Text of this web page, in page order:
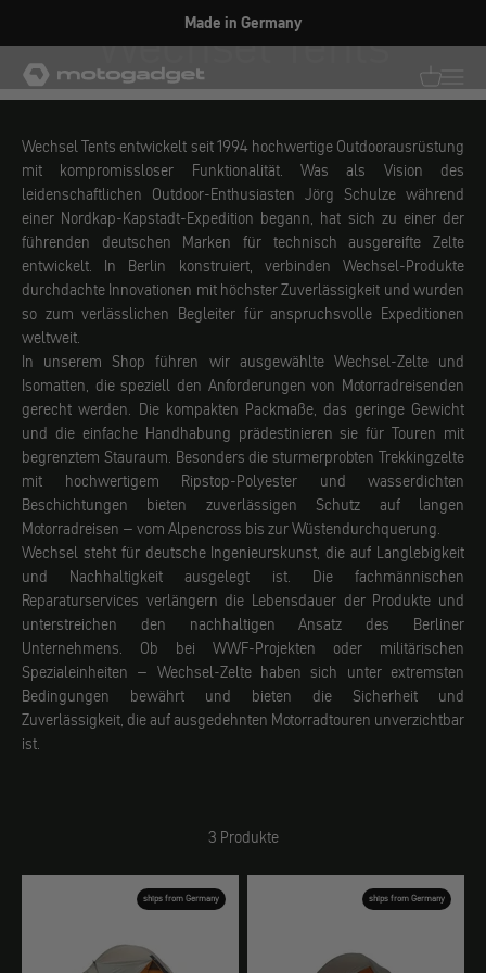
Made in Germany
motogadget GmbHWechsel Tents
Wechsel Tents entwickelt seit 1994 hochwertige Outdoorausrüstung
mit kompromissloser Funktionalität. Was als Vision des
leidenschaftlichen Outdoor-Enthusiasten Jörg Schulze während
einer Nordkap-Kapstadt-Expedition begann, hat sich zu einer der
führenden deutschen Marken für technisch ausgereifte Zelte
entwickelt. In Berlin konstruiert, verbinden Wechsel-Produkte
durchdachte Innovationen mit höchster Zuverlässigkeit und wurden
so zum verlässlichen Begleiter für anspruchsvolle Expeditionen
weltweit.
In unserem Shop führen wir ausgewählte Wechsel-Zelte und
Isomatten, die speziell den Anforderungen von Motorradreisenden
gerecht werden. Die kompakten Packmaße, das geringe Gewicht
und die einfache Handhabung prädestinieren sie für Touren mit
begrenztem Stauraum. Besonders die sturmerprobten Trekkingzelte
mit hochwertigem Ripstop-Polyester und wasserdichten
Beschichtungen bieten zuverlässigen Schutz auf langen
Motorradreisen – vom Alpencross bis zur Wüstendurchquerung.
Wechsel steht für deutsche Ingenieurskunst, die auf Langlebigkeit
und Nachhaltigkeit ausgelegt ist. Die fachmännischen
Reparaturservices verlängern die Lebensdauer der Produkte und
unterstreichen den nachhaltigen Ansatz des Berliner
Unternehmens. Ob bei WWF-Projekten oder militärischen
Spezialeinheiten – Wechsel-Zelte haben sich unter extremsten
Bedingungen bewährt und bieten die Sicherheit und
Zuverlässigkeit, die auf ausgedehnten Motorradtouren unverzichtbar
ist.
3 Produkte
ships from Germany ships from Germany